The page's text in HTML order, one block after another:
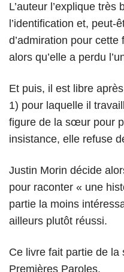
L’auteur l’explique très
l’identification et, peut-
d’admiration pour
alors qu’elle a perdu
Et puis, il est libre
1) pour laquelle il
figure de la sœur pour
insistance, elle refuse
Justin Morin décide
pour raconter « une
partie la moins
ailleurs plutôt réussi.
Ce livre fait partie de
Premières Paroles.